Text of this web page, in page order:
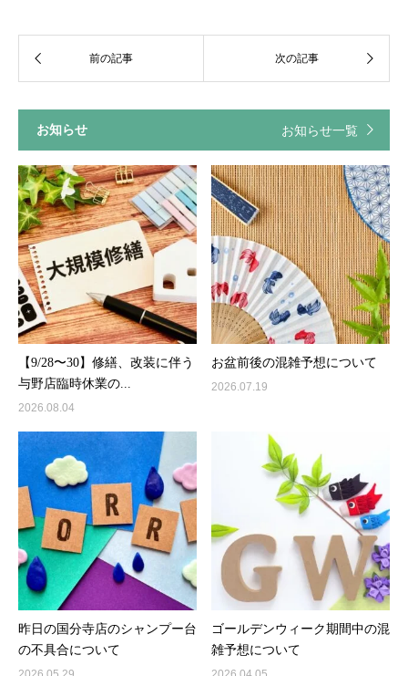
お知らせ お知らせ一覧
【9/28〜30】修繕、改装に伴う
与野店臨時休業の...
2026.08.04
お盆前後の混雑予想について
2026.07.19
昨日の国分寺店のシャンプー台
の不具合について
ゴールデンウィーク期間中の混
雑予想について